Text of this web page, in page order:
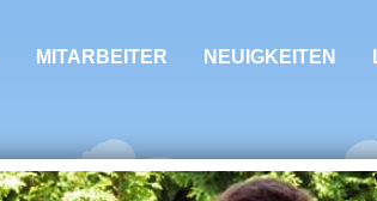
MITARBEITER NEUIGKEITEN